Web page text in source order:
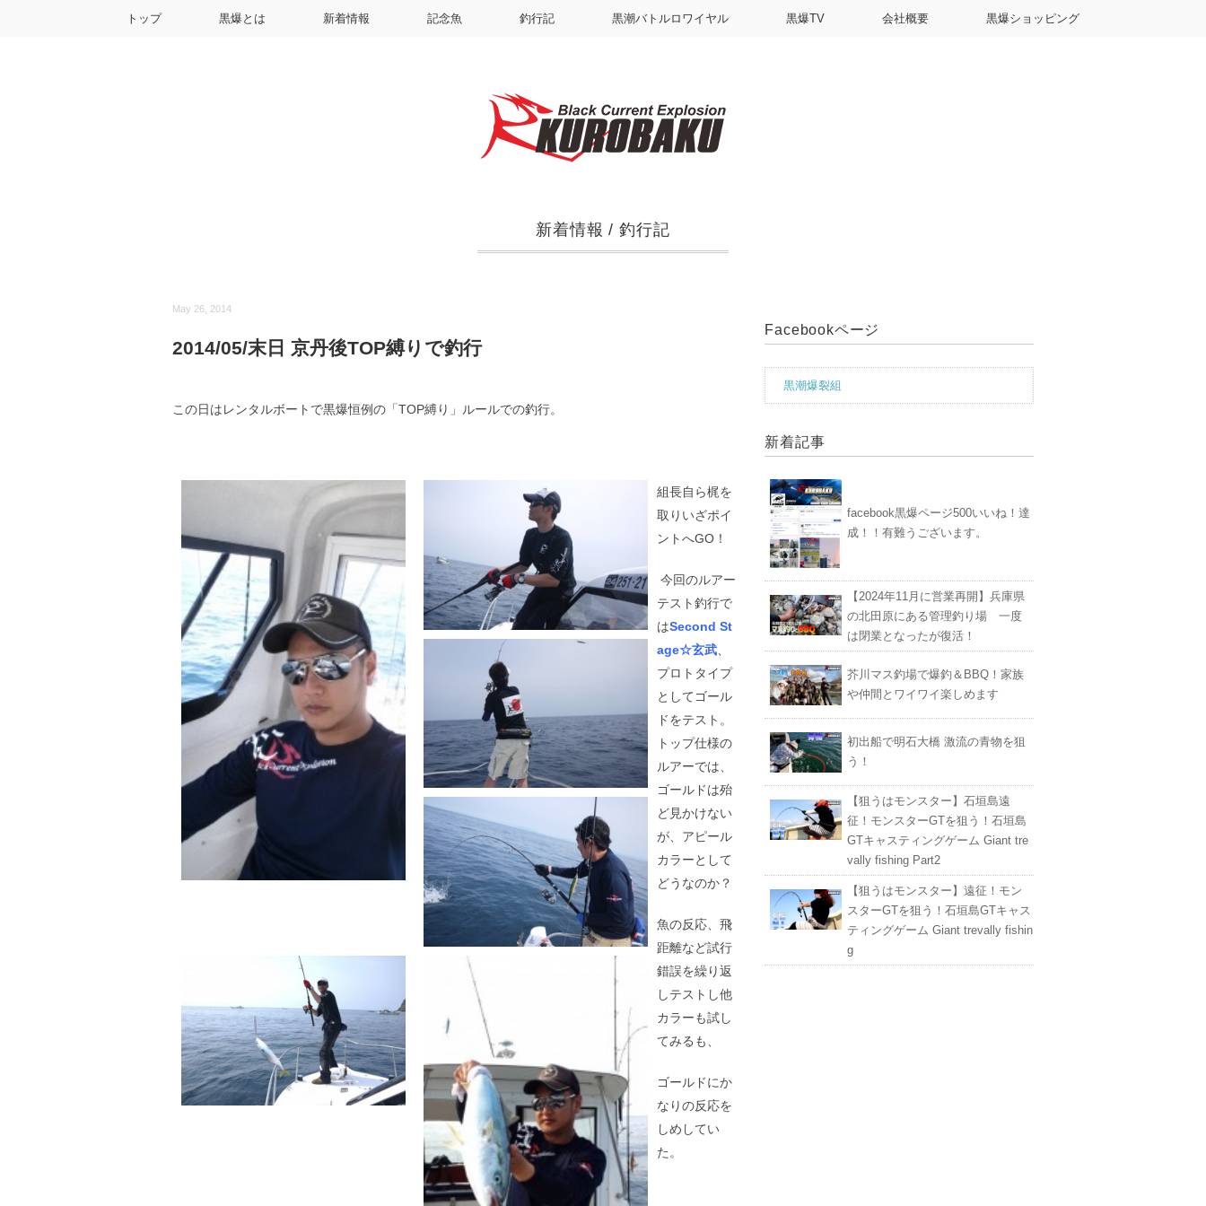
トップ 黒爆とは 新着情報 記念魚 釣行記 黒潮バトルロワイヤル 黒爆TV 会社概要 黒爆ショッピング
新着情報 /釣行記
May 26, 2014
2014/05/末日 京丹後TOP縛りで釣行
この日はレンタルボートで黒爆恒例の「TOP縛り」ルールでの釣行。
組長自ら梶を
取りいざポイ
ントへGO！
今回のルアー
テスト釣行で
はSecond St
age☆玄武
プロトタイプ
としてゴール
ドをテスト。
トップ仕様の
ルアーでは、
ゴールドは殆
ど見かけない
が、アピール
カラーとして
どうなのか？
魚の反応、飛
距離など試行
錯誤を繰り返
しテストし他
カラーも試し
てみるも、
ゴールドにか
なりの反応を
しめしてい
た。
Facebookページ
黒潮爆裂組
新着記事
facebook黒爆ページ500いいね！達
成！！有難うございます。
【2024年11月に営業再開】兵庫県
の北田原にある管理釣り場 一度
は閉業となったが復活！
芥川マス釣場で爆釣＆BBQ！家族
や仲間とワイワイ楽しめます
初出船で明石大橋 激流の青物を狙
う！
【狙うはモンスター】石垣島遠
征！モンスターGTを狙う！石垣島
GTキャスティングゲーム Giant tre
vally fishing Part2
【狙うはモンスター】遠征！モン
スターGTを狙う！石垣島GTキャス
ティングゲーム Giant trevally fishin
g